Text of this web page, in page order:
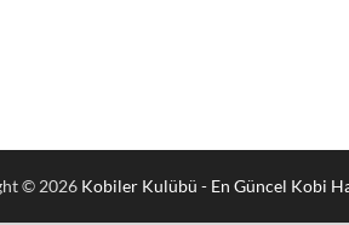
© 2026 Kobiler Kulübü - En Güncel Kobi